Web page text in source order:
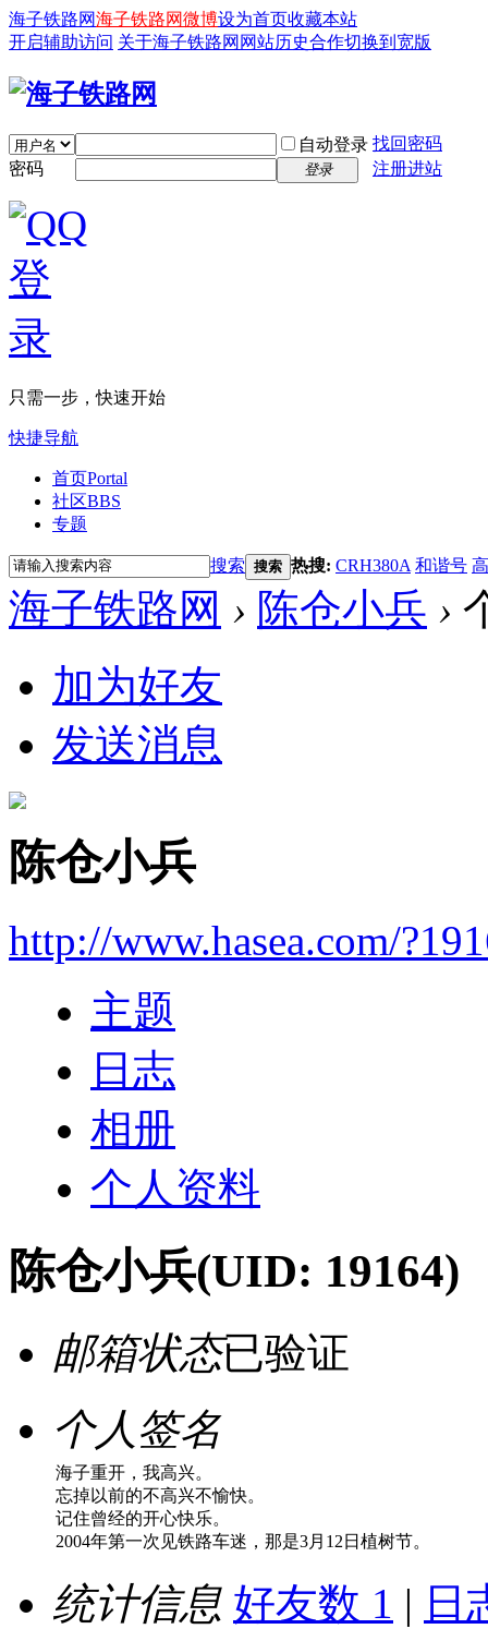
海子铁路网海子铁路网微博设为首页收藏本站
开启辅助访问 关于海子铁路网 网站历史合作切换到宽版
自动登录 找回密码
密码
登录 注册进站
只需一步，快速开始
快捷导航
首页Portal
社区BBS
专题
搜索 搜索 热搜: CRH380A 和谐号
海子铁路网 › 陈仓小兵 ›
加为好友
发送消息
陈仓小兵
http://www.hasea.com/
主题
日志
相册
个人资料
陈仓小兵(UID: 19164)
邮箱状态已验证
个人签名
海子重开，我高兴。
忘掉以前的不高兴不愉快。
记住曾经的开心快乐。
2004年第一次见铁路车迷，那是3月12日植树节。
统计信息 好友数 1 | 日